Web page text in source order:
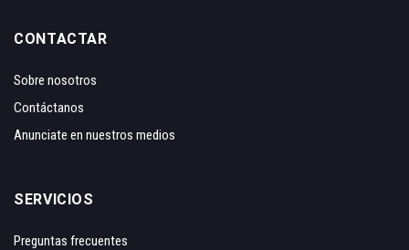
CONTACTAR
Sobre nosotros
Contáctanos
Anunciate en nuestros medios
SERVICIOS
Preguntas frecuentes